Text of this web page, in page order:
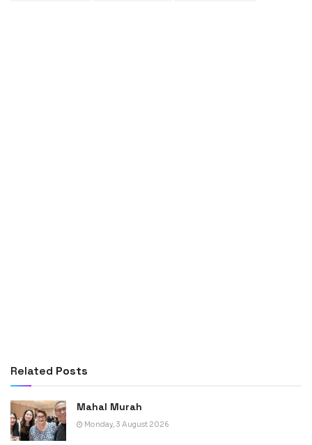
Related Posts
Mahal Murah
Monday, 3 August 2026